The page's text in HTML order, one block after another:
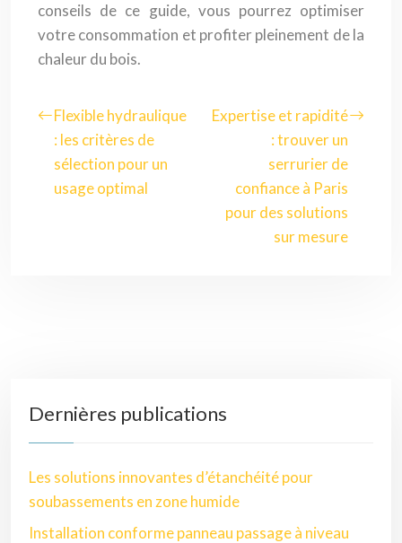
conseils de ce guide, vous pourrez optimiser
votre consommation et profiter pleinement de la
chaleur du bois.
Flexible hydraulique
: les critères de
sélection pour un
usage optimal
Expertise et rapidité
: trouver un
serrurier de
confiance à Paris
pour des solutions
sur mesure
Dernières publications
Les solutions innovantes d’étanchéité pour
soubassements en zone humide
Installation conforme panneau passage à niveau